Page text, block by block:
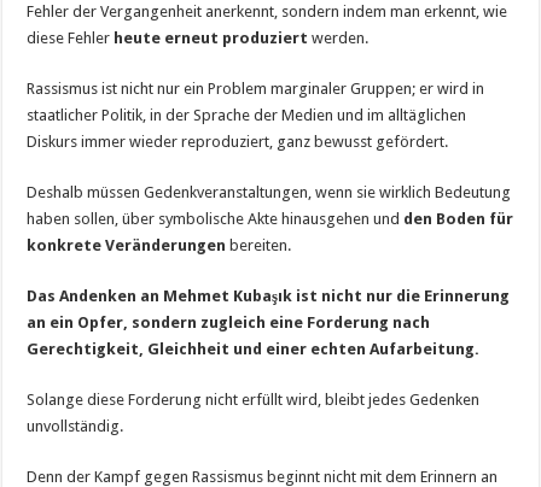
Fehler der Vergangenheit anerkennt, sondern indem man erkennt, wie
diese Fehler heute erneut produziert werden.
Rassismus ist nicht nur ein Problem marginaler Gruppen; er wird in
staatlicher Politik, in der Sprache der Medien und im alltäglichen
Diskurs immer wieder reproduziert, ganz bewusst gefördert.
Deshalb müssen Gedenkveranstaltungen, wenn sie wirklich Bedeutung
haben sollen, über symbolische Akte hinausgehen und den Boden für
konkrete Veränderungen bereiten.
Das Andenken an Mehmet Kubaşık ist nicht nur die Erinnerung
an ein Opfer, sondern zugleich eine Forderung nach
Gerechtigkeit, Gleichheit und einer echten Aufarbeitung.
Solange diese Forderung nicht erfüllt wird, bleibt jedes Gedenken
unvollständig.
Denn der Kampf gegen Rassismus beginnt nicht mit dem Erinnern an